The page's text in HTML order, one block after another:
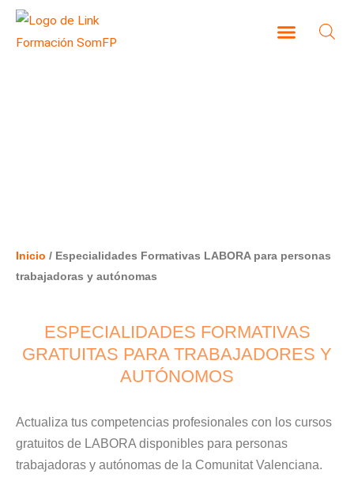
Inicio / Especialidades Formativas LABORA para personas
trabajadoras y autónomas
ESPECIALIDADES FORMATIVAS
GRATUITAS PARA TRABAJADORES Y
AUTÓNOMOS
Actualiza tus competencias profesionales con los cursos
gratuitos de LABORA disponibles para personas
trabajadoras y autónomas de la Comunitat Valenciana.